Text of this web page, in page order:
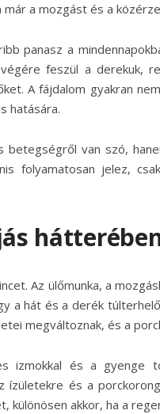
a mozgást és a
panasz a
feszül a derekuk,
A fájdalom gyakran
hatására.
van szó,
folyamatosan jelez,
Az ülőmunka, a
a hát és a derék
megváltoznak, és a
izmokkal és a gyenge
és a
akkor, ha a